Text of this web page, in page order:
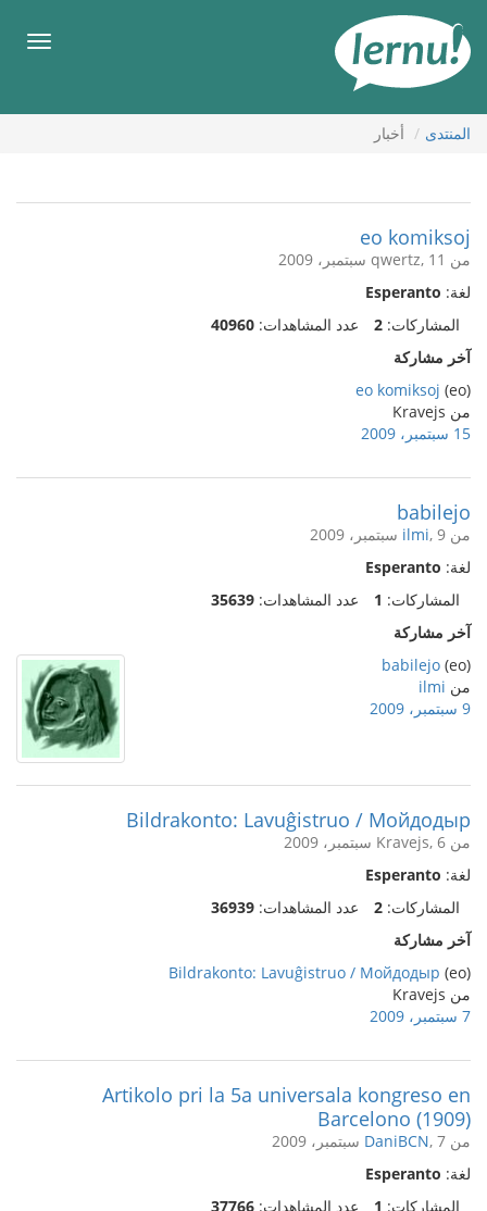
المحتويات
قائمة
المنتدى أخبار
eo komiksoj
من qwertz, 11 سبتمبر، 2009
لغة: Esperanto
المشاركات: 2 عدد المشاهدات: 40960
آخر مشاركة
(eo)
eo komiksoj
من Kravejs
15 سبتمبر، 2009
babilejo
من ilmi, 9 سبتمبر، 2009
لغة: Esperanto
المشاركات: 1 عدد المشاهدات: 35639
آخر مشاركة
(eo)
babilejo
من ilmi
9 سبتمبر، 2009
Bildrakonto: Lavuĝistruo / Мойдодыр
من Kravejs, 6 سبتمبر، 2009
لغة: Esperanto
المشاركات: 2 عدد المشاهدات: 36939
آخر مشاركة
(eo)
Bildrakonto: Lavuĝistruo / Мойдодыр
من Kravejs
7 سبتمبر، 2009
Artikolo pri la 5a universala kongreso en
Barcelono (1909)
من DaniBCN, 7 سبتمبر، 2009
لغة: Esperanto
المشاركات: 1 عدد المشاهدات: 37766